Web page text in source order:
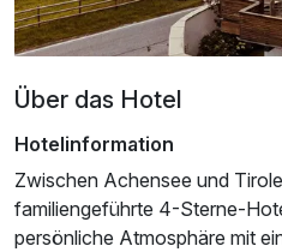
Über das Hotel
Hotelinformation
Zwischen Achensee und
familiengeführte 4-Sterne-
persönliche Atmosphäre mit